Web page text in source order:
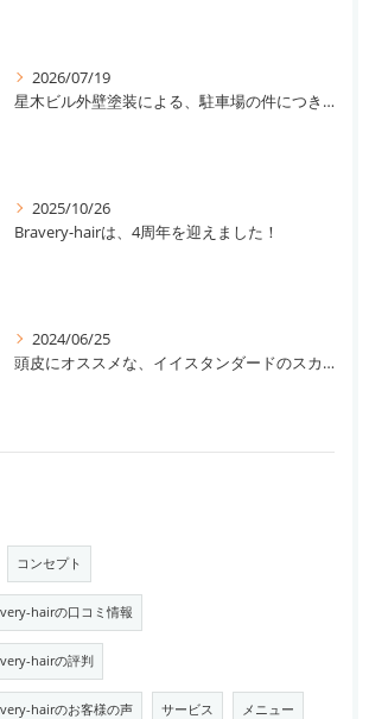
2026/07/19
星木ビル外壁塗装による、駐車場の件につきまして。
2025/10/26
Bravery-hairは、4周年を迎えました！
2024/06/25
頭皮にオススメな、イイスタンダードのスカルプ系シャンプー＆トリートメントです！
コンセプト
hairの口コミ情報
hairの評判
hairのお客様の声 サービス メニュー